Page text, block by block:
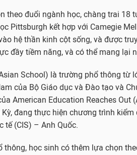
theo đuổi ngành học, chàng trai 18
Pittsburgh kết hợp với Camegie
hệ thần kinh cột sống, và được
đầy tiềm năng, và có thể mang lại
School) là trường phổ thông từ
của Bộ Giáo dục và Đào tạo và
American Education Reaches Out
đang thực hiện chương trình
tế (CIS) – Anh Quốc.
học sinh có thêm lựa chọn